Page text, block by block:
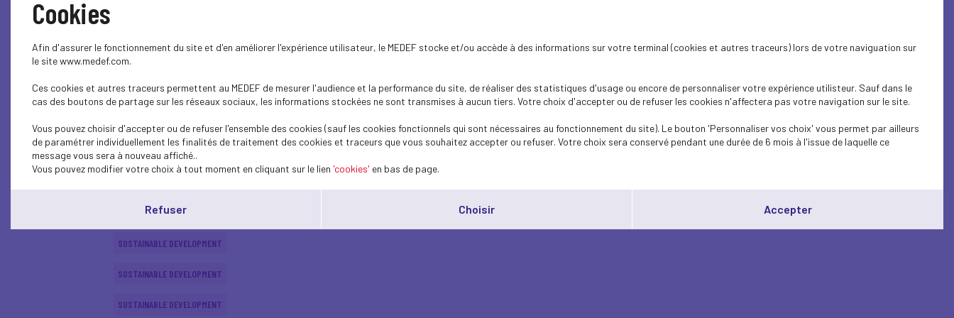
SUSTAINABLE DEVELOPMENT
SUSTAINABLE DEVELOPMENT
ECONOMY
SUSTAINABLE DEVELOPMENT
SUSTAINABLE DEVELOPMENT
SUSTAINABLE DEVELOPMENT
SUSTAINABLE DEVELOPMENT
Cookies
Afin d'assurer le fonctionnement du site et d'en améliorer l'expérience utilisateur, le MEDEF stocke et/ou accède à des informations sur votre terminal (cookies et autres traceurs) lors de votre naviguation sur
le site www.medef.com.
Ces cookies et autres traceurs permettent au MEDEF de mesurer l'audience et la performance du site, de réaliser des statistiques d'usage ou encore de personnaliser votre expérience utilisteur. Sauf dans le
cas des boutons de partage sur les réseaux sociaux, les informations stockées ne sont transmises à aucun tiers. Votre choix d'accepter ou de refuser les cookies n'affectera pas votre navigation sur le site.
Vous pouvez choisir d'accepter ou de refuser l'ensemble des cookies (sauf les cookies fonctionnels qui sont nécessaires au fonctionnement du site). Le bouton 'Personnaliser vos choix' vous permet par ailleurs
de paramétrer individuellement les finalités de traitement des cookies et traceurs que vous souhaitez accepter ou refuser. Votre choix sera conservé pendant une durée de 6 mois à l'issue de laquelle ce
message vous sera à nouveau affiché..
Vous pouvez modifier votre choix à tout moment en cliquant sur le lien 'cookies' en bas de page.
Refuser Choisir Accepter